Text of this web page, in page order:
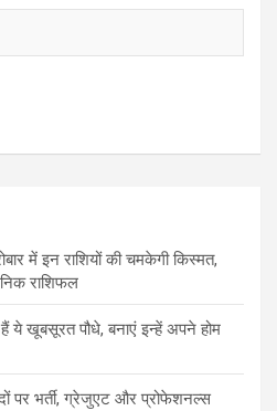
में इन राशियों की चमकेगी किस्मत,
राशिफल
ये खूबसूरत पौधे, बनाएं इन्‍हें अपने होम
पर भर्ती, ग्रेजुएट और प्रोफेशनल्स